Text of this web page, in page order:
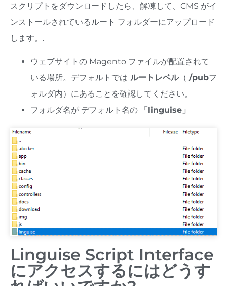
スクリプトをダウンロードしたら、解凍して、CMS がイ
ンストールされているルート フォルダーにアップロード
します。.
ウェブサイトの Magento ファイルが配置されて
いる場所。デフォルトでは ルートレベル（ /pubフ
ォルダ内）にあることを確認してください。
フォルダ名が デフォルト名の 「linguise」
Linguise Script Interface
にアクセスするにはどうす